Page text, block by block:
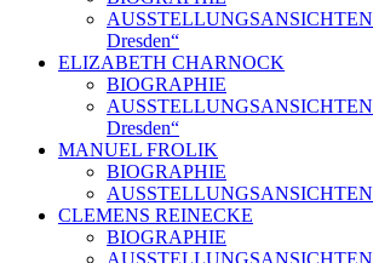
Dresden“
ELIZABETH CHARNOCK
BIOGRAPHIE
Dresden“
MANUEL FROLIK
BIOGRAPHIE
AUSSTELLUNGSANSICHTEN
CLEMENS REINECKE
BIOGRAPHIE
AUSSTELLUNGSANSICHTEN